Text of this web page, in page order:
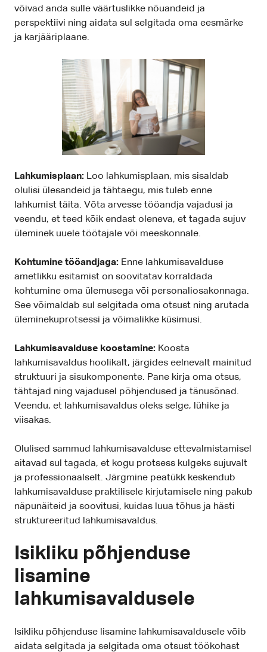
võivad anda sulle väärtuslikke nõuandeid ja
perspektiivi ning aidata sul selgitada oma eesmärke
ja karjääriplaane.
Lahkumisplaan: Loo lahkumisplaan, mis sisaldab
olulisi ülesandeid ja tähtaegu, mis tuleb enne
lahkumist täita. Võta arvesse tööandja vajadusi ja
veendu, et teed kõik endast oleneva, et tagada sujuv
üleminek uuele töötajale või meeskonnale.
Kohtumine tööandjaga: Enne lahkumisavalduse
ametlikku esitamist on soovitatav korraldada
kohtumine oma ülemusega või personaliosakonnaga.
See võimaldab sul selgitada oma otsust ning arutada
üleminekuprotsessi ja võimalikke küsimusi.
Lahkumisavalduse koostamine: Koosta
lahkumisavaldus hoolikalt, järgides eelnevalt mainitud
struktuuri ja sisukomponente. Pane kirja oma otsus,
tähtajad ning vajadusel põhjendused ja tänusõnad.
Veendu, et lahkumisavaldus oleks selge, lühike ja
viisakas.
Olulised sammud lahkumisavalduse ettevalmistamisel
aitavad sul tagada, et kogu protsess kulgeks sujuvalt
ja professionaalselt. Järgmine peatükk keskendub
lahkumisavalduse praktilisele kirjutamisele ning pakub
näpunäiteid ja soovitusi, kuidas luua tõhus ja hästi
struktureeritud lahkumisavaldus.
Isikliku põhjenduse
lisamine
lahkumisavaldusele
Isikliku põhjenduse lisamine lahkumisavaldusele võib
aidata selgitada ja selgitada oma otsust töökohast